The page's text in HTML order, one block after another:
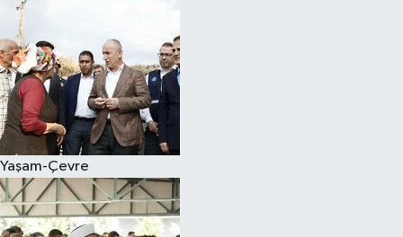
Yaşam-Çevre
Kültür Sanat
Sağlık
Siyaset
Teknoloji
Televizyon